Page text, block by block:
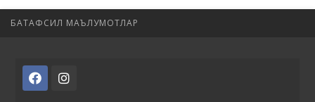
БАТАФСИЛ МАЪЛУМОТЛАР